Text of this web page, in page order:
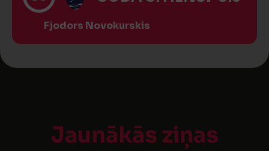
Fjodors Novokurskis
Jaunākās ziņas